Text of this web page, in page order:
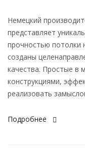
Немецкий
представляет
прочностью потолки
созданы
качества. Простые в
конструкциями,
реализовать
Подробнее